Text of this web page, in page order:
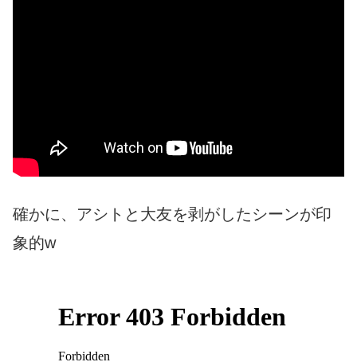
確かに、アシトと大友を剥がしたシーンが印
象的w